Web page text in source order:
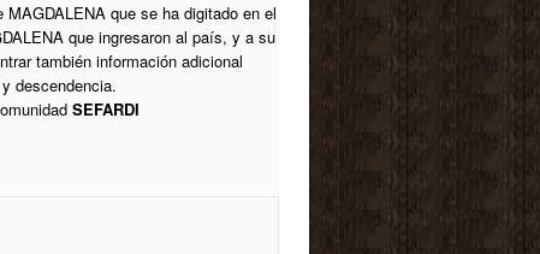
MAGDALENA que se ha digitado en el
que ingresaron al país, y a su
también información adicional
descendencia.
SEFARDI